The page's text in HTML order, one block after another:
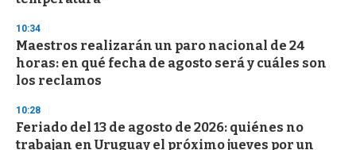
s
e
c
o
n
10:34
Maestros realizarán un paro nacional de 24
horas: en qué fecha de agosto será y cuáles son
los reclamos
10:28
Feriado del 13 de agosto de 2026: quiénes no
trabajan en Uruguay el próximo jueves por un